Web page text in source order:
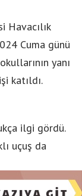
Cuma günü
yanı
katıldı.
ilgi gördü.
uçuş da